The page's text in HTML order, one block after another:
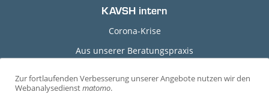
C
Zur fortlaufenden Verbesserung unserer Angebote nutzen wir den
Webanalysedienstmatomo.
KAVSH intern
Corona-Krise
Aus unserer Beratungspraxis
Durchführungshinweise